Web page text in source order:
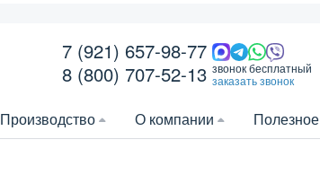
7 (921) 657-98-77
8 (800) 707-52-13 звонок бесплатный
заказать звонок
Производство О компании Полезное